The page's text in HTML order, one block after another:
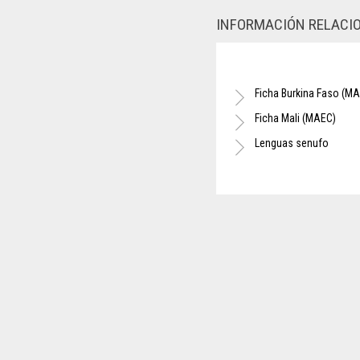
INFORMACIÓN
Ficha Burkina Faso
Ficha Mali (MAEC)
Lenguas senufo